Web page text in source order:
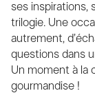
ses inspirations,
trilogie. Une
autrement,
questions dans
Un moment à la
gourmandise !